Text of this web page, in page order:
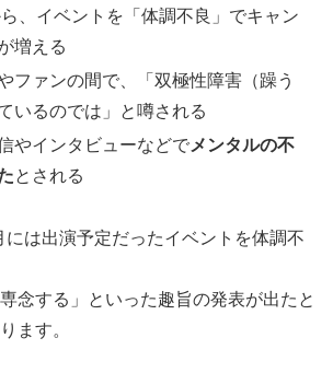
、イベントを「体調不良」でキャン
増える
ファンの間で、「双極性障害（躁う
いるのでは」と噂される
やインタビューなどでメンタルの不
とされる
には出演予定だったイベントを体調不
念する」といった趣旨の発表が出たと
ます。